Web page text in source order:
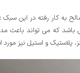
به کار رفته در این سبک
باشد که می تواند
و استیل نیز مورد